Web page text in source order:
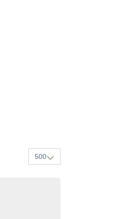
500